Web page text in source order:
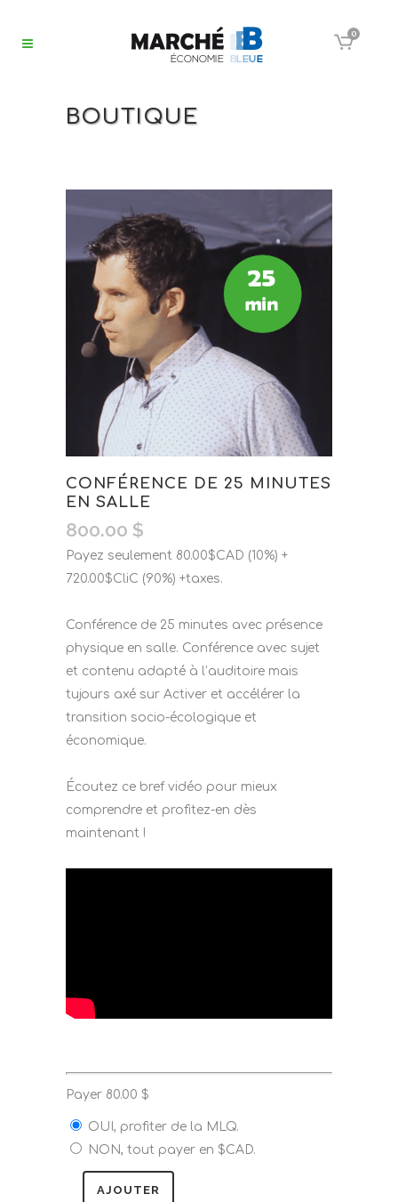
0
BOUTIQUE
CONFÉRENCE DE 25 MINUTES
EN SALLE
800.00 $
Payez seulement 80.00$CAD (10%) +
720.00$CliC (90%) +taxes.
Conférence de 25 minutes avec présence
physique en salle. Conférence avec sujet
et contenu adapté à l’auditoire mais
tujours axé sur Activer et accélérer la
transition socio-écologique et
économique.
Écoutez ce bref vidéo pour mieux
comprendre et profitez-en dès
maintenant !
Payer 80.00 $
OUI, profiter de la MLQ.
NON, tout payer en $CAD.
AJOUTER